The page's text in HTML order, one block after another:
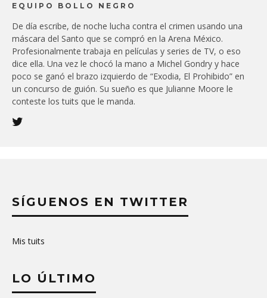
EQUIPO BOLLO NEGRO
De día escribe, de noche lucha contra el crimen usando una
máscara del Santo que se compró en la Arena México.
Profesionalmente trabaja en películas y series de TV, o eso
dice ella. Una vez le chocó la mano a Michel Gondry y hace
poco se ganó el brazo izquierdo de “Exodia, El Prohibido” en
un concurso de guión. Su sueño es que Julianne Moore le
conteste los tuits que le manda.
SÍGUENOS EN TWITTER
Mis tuits
LO ÚLTIMO